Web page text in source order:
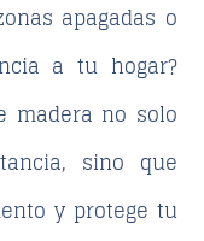
apagadas o
a tu hogar?
madera no solo
sino que
y protege tu